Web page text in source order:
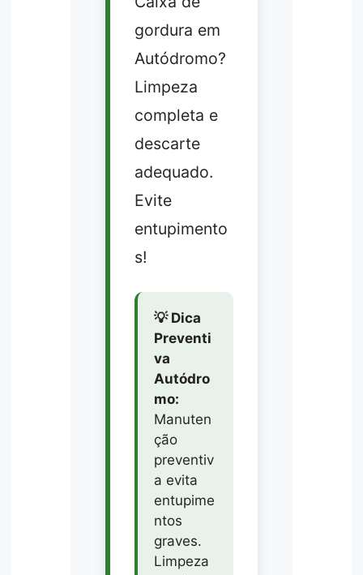
gordura em
Autódromo?
Limpeza
completa e
descarte
adequado.
Evite
entupimento
s!
💡 Dica
Preventi
va
Autódro
mo:
Manuten
ção
preventiv
a evita
entupime
ntos
graves.
Limpeza